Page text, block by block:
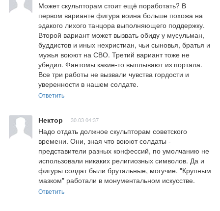
Может скульпторам стоит ещё поработать? В
первом варианте фигура воина больше похожа на
эдакого лихого танцора выполняющего поддержку.
Второй вариант может вызвать обиду у мусульман,
буддистов и иных нехристиан, чьи сыновья, братья и
мужья воюют на СВО. Третий вариант тоже не
убедил. Фантомы какие-то выплывают из портала.
Все три работы не вызвали чувства гордости и
уверенности в нашем солдате.
Ответить
Нектор 30.03 04:37
Надо отдать должное скульпторам советского
времени. Они, зная что воюют солдаты -
представители разных конфессий, по умолчанию не
использовали никаких религиозных символов. Да и
фигуры солдат были брутальные, могучие. "Крупным
мазком" работали в монументальном искусстве.
Ответить